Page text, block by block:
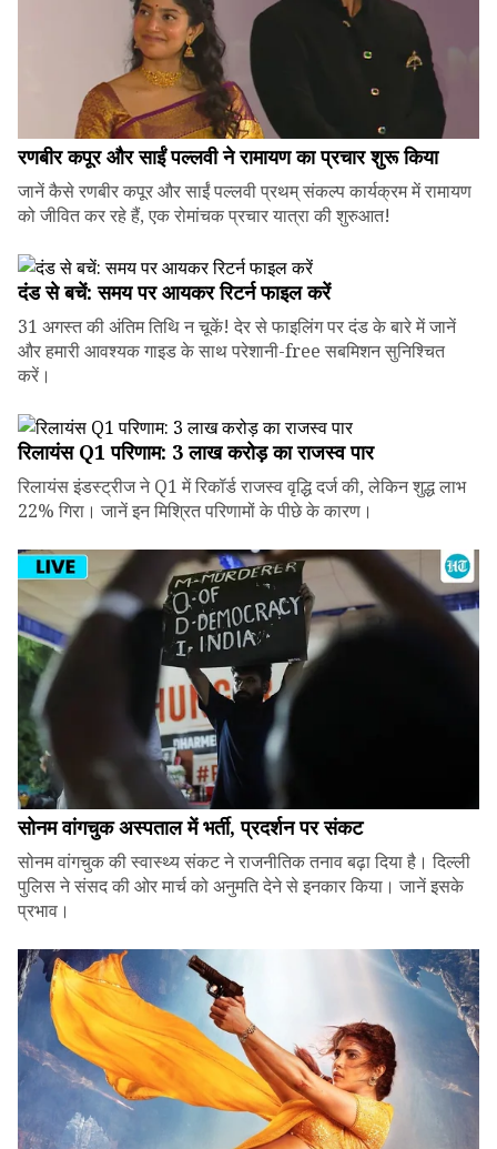
रणबीर कपूर और साईं पल्लवी ने रामायण का प्रचार शुरू किया
जानें कैसे रणबीर कपूर और साईं पल्लवी प्रथम् संकल्प कार्यक्रम में रामायण
को जीवित कर रहे हैं, एक रोमांचक प्रचार यात्रा की शुरुआत!
दंड से बचें: समय पर आयकर रिटर्न फाइल करें
31 अगस्त की अंतिम तिथि न चूकें! देर से फाइलिंग पर दंड के बारे में जानें
और हमारी आवश्यक गाइड के साथ परेशानी-free सबमिशन सुनिश्चित
करें।
रिलायंस Q1 परिणाम: ₹3 लाख करोड़ का राजस्व पार
रिलायंस इंडस्ट्रीज ने Q1 में रिकॉर्ड राजस्व वृद्धि दर्ज की, लेकिन शुद्ध लाभ
22% गिरा। जानें इन मिश्रित परिणामों के पीछे के कारण।
सोनम वांगचुक अस्पताल में भर्ती, प्रदर्शन पर संकट
सोनम वांगचुक की स्वास्थ्य संकट ने राजनीतिक तनाव बढ़ा दिया है। दिल्ली
पुलिस ने संसद की ओर मार्च को अनुमति देने से इनकार किया। जानें इसके
प्रभाव।